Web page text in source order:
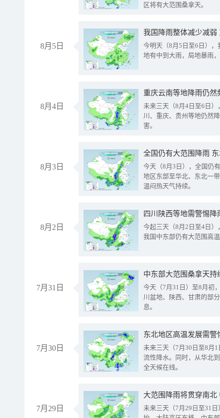
区将有大范围桑拿天。
8月5日
我国降雨整体减少减弱
今明天（8月5日至6日）
地有中到大雨，局地暴雨
8月4日
重庆云南等地降雨仍然
未来三天（8月4日至6日
川、重庆、贵州等地仍然
害。
8月3日
全国仍有大范围降雨
今天（8月3日），全国仍
地区东部至华北、东北一
温闷热天气持续。
8月2日
今起三天（8月2日至4日
我国中东部仍有大范围高
7月31日
中东部大范围桑拿天
今天（7月31日）至8月初
川盆地、陕西、甘肃的部
息。
7月30日
东北地区高温发展需
未来三天（7月30日至8月
流性降水。同时，从华北
全天候在线。
7月29日
大范围降雨将贯穿南
未来三天（7月29日至31